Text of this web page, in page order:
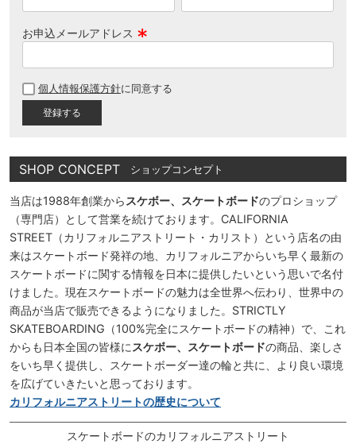
お申込メールアドレス
須
個人情報保護方針に同意する
SHOP CONCEPT ショップコンセプト
当店は1988年創業から スケボー、スケートボードのプロショップ
（専門店）として営業を続けております。CALIFORNIA
STREET（カリフォルニアストリート・カリスト）という店名の由
来はスケートボード発祥の地、カリフォルニアからいち早く最新の
スケートボードに関する情報を日本に提供したいという思いで名付
けました。現在スケートボードの魅力は全世界へ伝わり、世界中の
商品が当店で販売できるようになりました。STRICTLY
SKATEBOARDING（100%完全にスケートボードの精神）で、これ
からも日本全国の皆様に スケボー、スケートボードの商品、楽しさ
をいち早く提供し、スケートボーダー達の輪と共に、より良い環境
を広げていきたいと思っております。
カリフォルニアストリートの歴史について
スケートボードのカリフォルニアストリート